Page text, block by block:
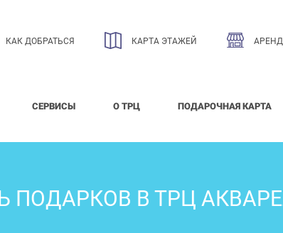
КАК ДОБРАТЬСЯ КАРТА ЭТАЖЕЙ
СЕРВИСЫ О ТРЦ ПОДАРОЧНАЯ КАРТА
ПОДАРКОВ В ТРЦ